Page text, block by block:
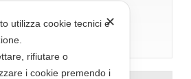
✕
utilizza cookie tecnici e
rifiutare o
i cookie premendo i